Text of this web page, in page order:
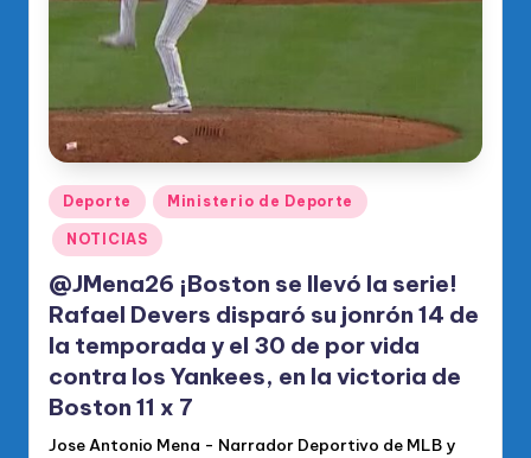
Publicado
en
Deporte Ministerio de Deporte
NOTICIAS
@JMena26 ¡Boston se llevó la serie!
Rafael Devers disparó su jonrón 14 de
la temporada y el 30 de por vida
contra los Yankees, en la victoria de
Boston 11 x 7
Jose Antonio Mena - Narrador Deportivo de MLB y